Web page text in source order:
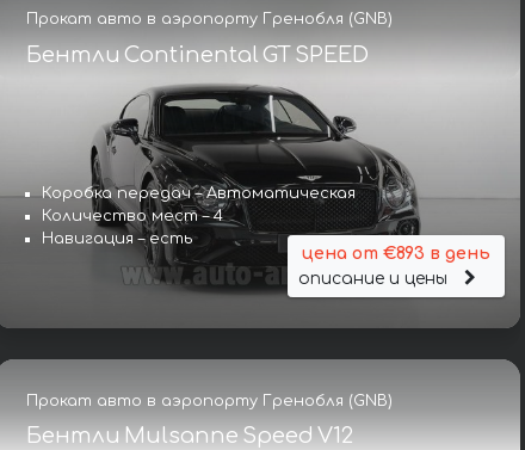
Прокат авто в аэропорту Гренобля (GNB)
Бентли Continental GT SPEED
Коробка передач – Автоматическая
Количество мест – 4
Навигация – есть
цена от €893 в день
описание и цены
Прокат авто в аэропорту Гренобля (GNB)
Бентли Mulsanne Speed V12